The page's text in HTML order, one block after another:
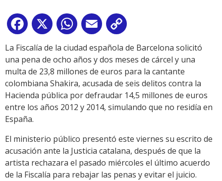
Facebook
X WhatsApp
Email
Link
La Fiscalía de la ciudad española de Barcelona solicitó
una pena de ocho años y dos meses de cárcel y una
multa de 23,8 millones de euros para la cantante
colombiana Shakira, acusada de seis delitos contra la
Hacienda pública por defraudar 14,5 millones de euros
entre los años 2012 y 2014, simulando que no residía en
España.
El ministerio público presentó este viernes su escrito de
acusación ante la Justicia catalana, después de que la
artista rechazara el pasado miércoles el último acuerdo
de la Fiscalía para rebajar las penas y evitar el juicio.